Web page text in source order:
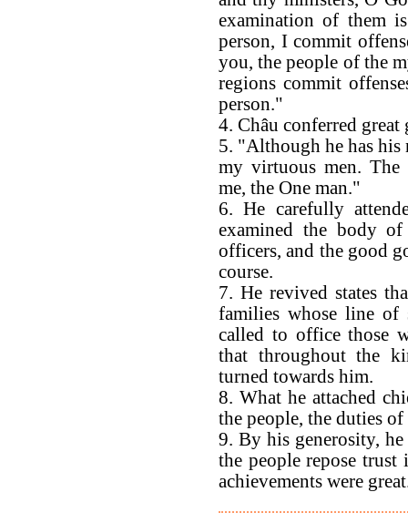
examination of them
person, I commit
you, the people of the
regions commit
person."
4. Châu conferred
5. "Although he has his
my virtuous men. The
me, the One man."
6. He carefully
examined the body of
officers, and the good
course.
7. He revived states
families whose line of
called to office those
that throughout the
turned towards him.
8. What he attached
the people, the duties
9. By his generosity,
the people repose
achievements were